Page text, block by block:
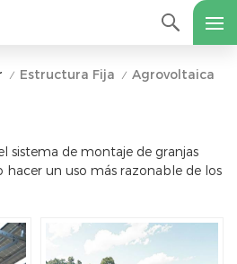
/ Estructura Fija / Agrovoltaica
sistema de montaje de granjas
hacer un uso más razonable de los